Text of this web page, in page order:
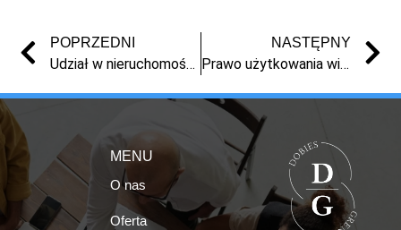
POPRZEDNI
Udział w nieruchomości w Grębocinie (OKAZJA! 1/3 wartości oszacowania)
NASTĘPNY
Prawo użytkowania wieczystego nieruchomości gruntowej położonej w miejscowości Pieniążkowo (OKAZJA! 1/3 wartości oszacowania)
MENU
O nas
Oferta